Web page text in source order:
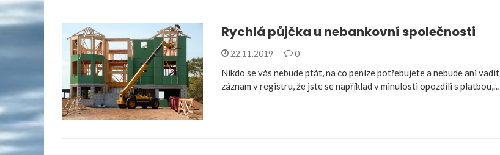
Rychlá půjčka u nebankovní společnosti
22.11.2019 0
Nikdo se vás nebude ptát, na co peníze potřebujete a nebude ani vadit
záznam v registru, že jste se například v minulosti opozdili s platbou,…